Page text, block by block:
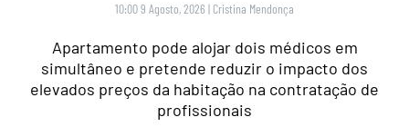
10:00 9 Agosto, 2026 | Cristina Mendonça
Apartamento pode alojar dois médicos em
simultâneo e pretende reduzir o impacto dos
elevados preços da habitação na contratação de
profissionais